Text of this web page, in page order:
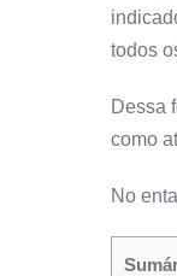
todos
Dessa
como
No